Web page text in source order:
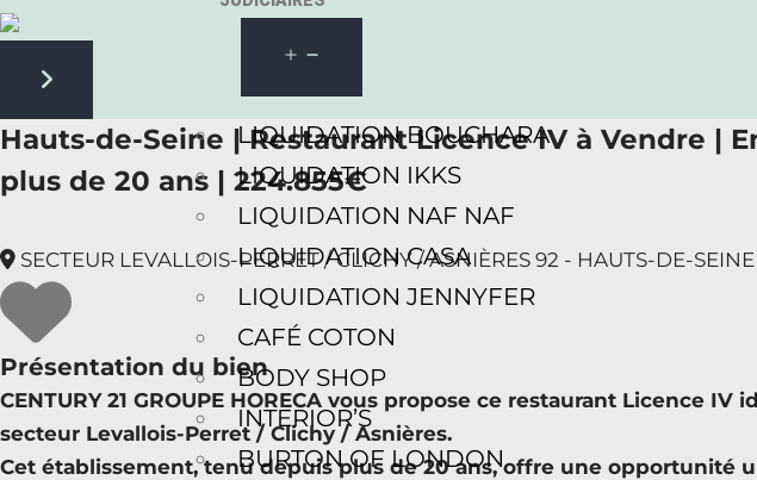
LIQUIDATION BOUCHARA
LIQUIDATION IKKS
LIQUIDATION NAF NAF
LIQUIDATION CASA
LIQUIDATION JENNYFER
CAFÉ COTON
BODY SHOP
INTERIOR’S
BURTON OF LONDON
Next slide
Hauts-de-Seine | Restaurant Licence IV à Vendre |
plus de 20 ans | 224.855€
SECTEUR LEVALLOIS-PERRET / CLICHY / ASNIÈRES 92 - HAUTS-DE-SEINE
Présentation du bien
CENTURY 21 GROUPE HORECA vous propose ce restaurant Licence
secteur Levallois-Perret / Clichy / Asnières.
Cet établissement, tenu depuis plus de 20 ans, offre une opportunité